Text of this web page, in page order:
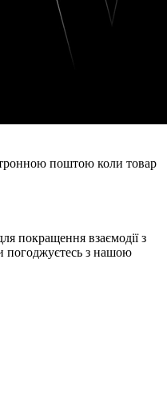
поштою коли товар
покращення взаємодії з
погоджуєтесь з нашою